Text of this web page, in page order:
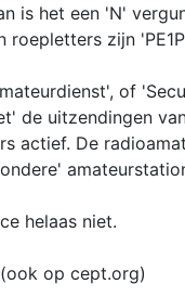
het een 'N'
zijn
of
de uitzendingen
actief. De
helaas niet.
(ook op cept.org)